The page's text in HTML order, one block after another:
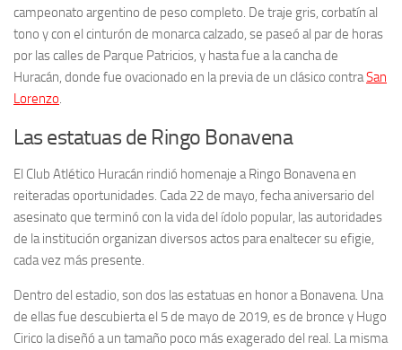
campeonato argentino de peso completo. De traje gris, corbatín al
tono y con el cinturón de monarca calzado, se paseó al par de horas
por las calles de Parque Patricios, y hasta fue a la cancha de
Huracán, donde fue ovacionado en la previa de un clásico contraSan
Lorenzo
Las estatuas de Ringo Bonavena
El Club Atlético Huracán rindió homenaje a Ringo Bonavena en
reiteradas oportunidades. Cada 22 de mayo, fecha aniversario del
asesinato que terminó con la vida del ídolo popular, las autoridades
de la institución organizan diversos actos para enaltecer su efigie,
cada vez más presente.
Dentro del estadio, son dos las estatuas en honor a Bonavena. Una
de ellas fue descubierta el 5 de mayo de 2019, es de bronce y Hugo
Cirico la diseñó a un tamaño poco más exagerado del real. La misma